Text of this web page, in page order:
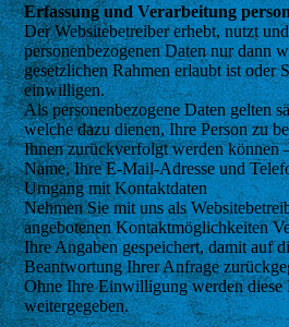
Erfassung und Verarbeitung
Der Websitebetreiber erhebt, nutzt
personenbezogenen Daten nur dann
gesetzlichen Rahmen erlaubt ist oder
einwilligen.
Als personenbezogene Daten gelten
welche dazu dienen, Ihre Person zu
Ihnen zurückverfolgt werden können
Name, Ihre E-Mail-Adresse und
Umgang mit Kontaktdaten
Nehmen Sie mit uns als
angebotenen Kontaktmöglichkeiten
Ihre Angaben gespeichert, damit auf
Beantwortung Ihrer Anfrage
Ohne Ihre Einwilligung werden diese
weitergegeben.